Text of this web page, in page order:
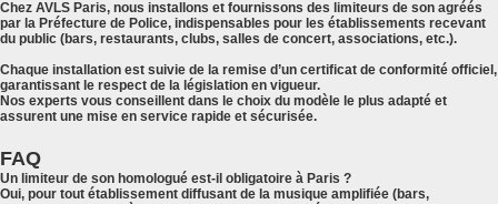
Chez AVLS Paris, nous installons et fournissons des limiteurs de son agréés
par la Préfecture de Police, indispensables pour les établissements recevant
du public (bars, restaurants, clubs, salles de concert, associations, etc.).
Chaque installation est suivie de la remise d’un certificat de conformité officiel ,
garantissant le respect de la législation en vigueur.
Nos experts vous conseillent dans le choix du modèle le plus adapté et
assurent une mise en service rapide et sécurisée.
FAQ
Un limiteur de son homologué est-il obligatoire à Paris ?
Oui, pour tout établissement diffusant de la musique amplifiée (bars,